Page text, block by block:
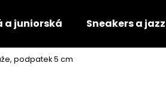
a juniorská Sneakers a jazz
podpatek 5 cm
najít?